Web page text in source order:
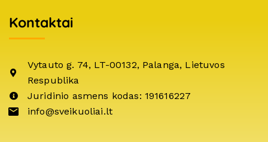
Kontaktai
Vytauto g. 74, LT-00132, Palanga, Lietuvos
Respublika
Juridinio asmens kodas: 191616227
info@sveikuoliai.lt